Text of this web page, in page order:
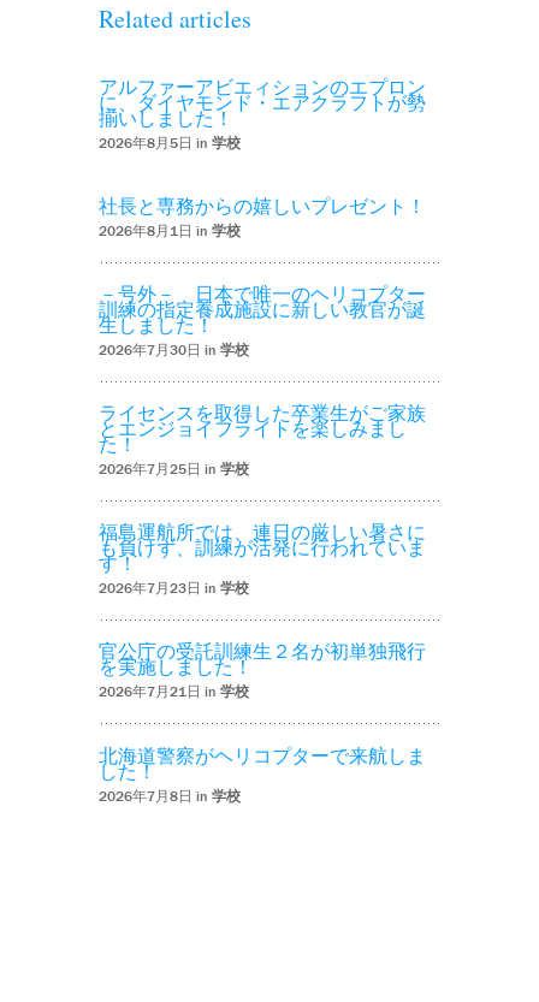
Related articles
アルファーアビエィションのエプロン
に、ダイヤモンド・エアクラフトが勢
揃いしました！
2026年8月5日 in 学校
社長と専務からの嬉しいプレゼント！
2026年8月1日 in 学校
－号外－ 日本で唯一のヘリコプター
訓練の指定養成施設に新しい教官が誕
生しました！
2026年7月30日 in 学校
ライセンスを取得した卒業生がご家族
とエンジョイフライトを楽しみまし
た！
2026年7月25日 in 学校
福島運航所では、連日の厳しい暑さに
も負けず、訓練が活発に行われていま
す！
2026年7月23日 in 学校
官公庁の受託訓練生２名が初単独飛行
を実施しました！
2026年7月21日 in 学校
北海道警察がヘリコプターで来航しま
した！
2026年7月8日 in 学校